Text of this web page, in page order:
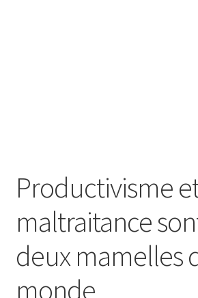
Productivisme
maltraitance
deux mamelles
monde